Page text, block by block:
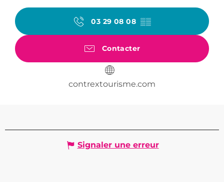
03 29 08 08▒▒
Contacter
contrextourisme.com
Signaler une erreur